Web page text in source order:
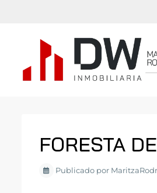
FORESTA
Publicado por